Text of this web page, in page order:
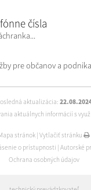
čísla
pre občanov a
aktualizácia:
aktuálnych informácií s
stránok Vytlačiť stránku
o prístupnosti Autorské
Ochrana osobných údajov